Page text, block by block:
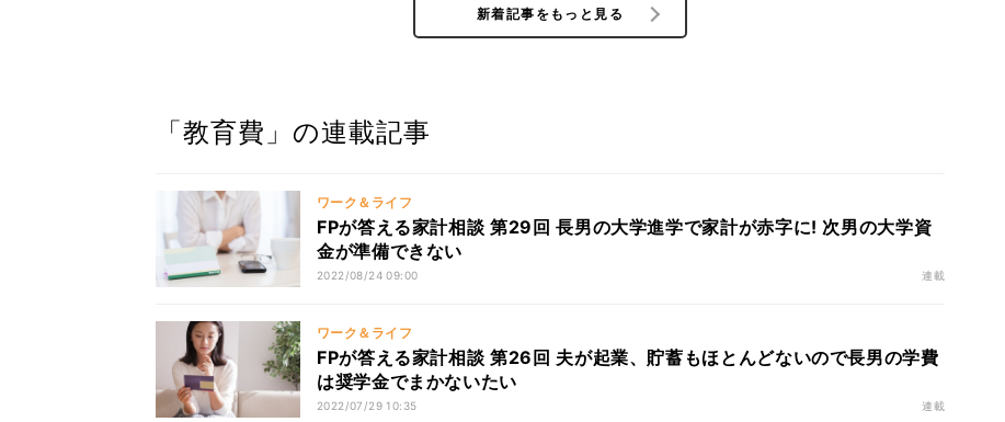
新着記事をもっと見る
「教育費」の連載記事
ワーク＆ライフ
FPが答える家計相談 第29回 長男の大学進学で家計が赤字に! 次男の大学資
金が準備できない
2022/08/24 09:00 連載
ワーク＆ライフ
FPが答える家計相談 第26回 夫が起業、貯蓄もほとんどないので長男の学費
は奨学金でまかないたい
2022/07/29 10:35 連載